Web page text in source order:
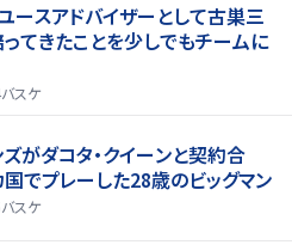
ースアドバイザーとして古巣三
てきたことを少しでもチームに
バスケ
がダコタ・クイーンと契約合
でプレーした28歳のビッグマン
バスケ